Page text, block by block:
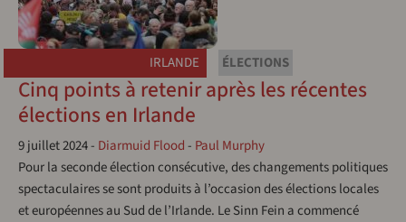
IRLANDE ÉLECTIONS
Cinq points à retenir après les récentes
élections en Irlande
9 juillet 2024- Diarmuid Flood- Paul Murphy
Pour la seconde élection consécutive, des changements politiques
spectaculaires se sont produits à l’occasion des élections locales
et européennes au Sud de l’Irlande. Le Sinn Fein a commencé